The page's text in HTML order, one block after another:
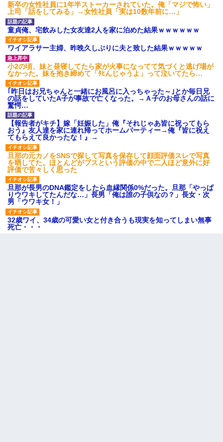
新卒の女性社員に1年半ストーカーされていた。俺「マジで怖い」
上司「話をしてみる」→女性社員「実は10数年前に…」
童貞俺、宅飲みした女友達2人を家に泊めた結果ｗｗｗｗｗｗ
ワイアラサー主婦、昨晩久しぶりに夫と致した結果ｗｗｗｗｗ
小2の頃、妹と昼寝してたら家が火事になってて気づくと逃げ場が
なかった。妹を抱き締めて「ﾀﾋんじゃうよ」って泣いてたら…
｢昨日はお兄ちゃんと一緒にお風呂に入っちゃった～｣とか毎日兄
の話をしていたA子が事故で亡くなった。→Ａ子のお母さんの話に
驚愕…
【報告者がキチ】嫁「妊娠した」俺『それじゃあ皆に祝ってもら
おう』友人達を家に連れ帰ってホームパーティー→俺『皆に祝え
てもらえて良かったな！』→
旦那の元カノをSNSで探して写真を保存して顔面評価スレで写真
を晒してた。ほとんどがブスという評価の中で二人ほど意外に好
評価で苦々しく思った
旦那が長男のDNA鑑定をしたら血縁関係0%だった。旦那「やっぱ
りウワキしてたんだな…」長男「俺は誰の子供なの？」長女・次
男「ウワキ女！」
32歳ワイ、34歳の可愛い女と付き合うも現実を知ってしまい無事
死亡・・・